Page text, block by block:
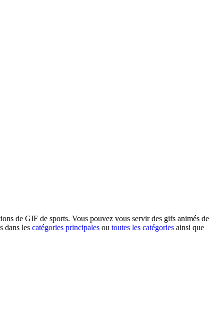
de GIF de sports. Vous pouvez vous servir des gifs animés de
dans les catégories principales ou toutes les catégories ainsi que